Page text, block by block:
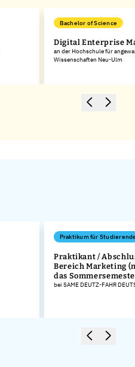
Bachelor of Science
Digital Enterprise
an der Hochschule für
Wissenschaften Neu-Ulm
Praktikum für
Praktikant /
Bereich Marketing
das
bei SAME DEUTZ-FAHR